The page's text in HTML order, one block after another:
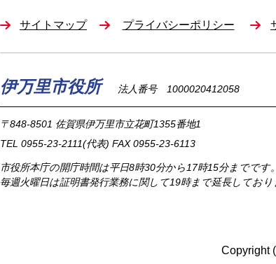
サイトマップ プライバシーポリシー
伊万里市役所 法人番号 1000020412058
〒848-8501 佐賀県伊万里市立花町1355番地1
TEL 0955-23-2111(代表) FAX 0955-23-6113
市役所本庁の開庁時間は平日8時30分から17時15分までです。
毎週火曜日は証明書発行業務に関して19時まで延長してお
Copyright